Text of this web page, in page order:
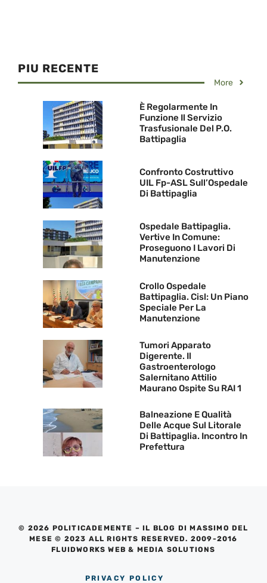
PIU RECENTE
More
È Regolarmente In
Funzione Il Servizio
Trasfusionale Del P.O.
Battipaglia
Confronto Costruttivo
UIL Fp-ASL Sull’Ospedale
Di Battipaglia
Ospedale Battipaglia.
Vertive In Comune:
Proseguono I Lavori Di
Manutenzione
Crollo Ospedale
Battipaglia. Cisl: Un Piano
Speciale Per La
Manutenzione
Tumori Apparato
Digerente. Il
Gastroenterologo
Salernitano Attilio
Maurano Ospite Su RAI 1
Balneazione E Qualità
Delle Acque Sul Litorale
Di Battipaglia. Incontro In
Prefettura
© 2026 POLITICADEMENTE – IL BLOG DI MASSIMO DEL
MESE © 2023 ALL RIGHTS RESERVED. 2009-2016
FLUIDWORKS WEB & MEDIA SOLUTIONS
PRIVACY POLICY